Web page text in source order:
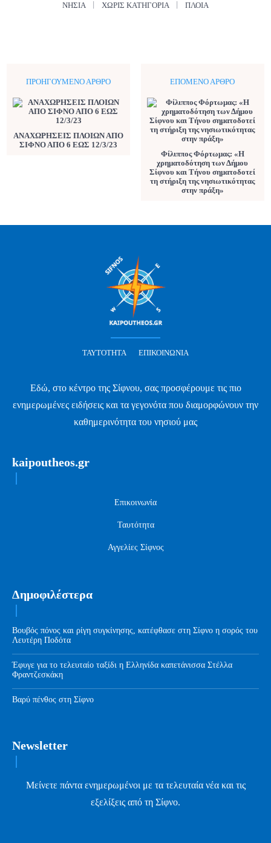
ΝΗΣΙΆ ΧΩΡΊΣ ΚΑΤΗΓΟΡΊΑ ΠΛΟΊΑ
ΠΡΟΗΓΟΎΜΕΝΟ ΆΡΘΡΟ
ΑΝΑΧΩΡΗΣΕΙΣ ΠΛΟΙΩΝ ΑΠΟ
ΣΙΦΝΟ ΑΠΟ 6 ΕΩΣ 12/3/23
ΕΠΌΜΕΝΟ ΆΡΘΡΟ
Φίλιππος Φόρτωμας: «Η
χρηματοδότηση των Δήμου
Σίφνου και Τήνου σηματοδοτεί
τη στήριξη της νησιωτικότητας
στην πράξη»
ΤΑΥΤΌΤΗΤΑ ΕΠΙΚΟΙΝΩΝΊΑ
Εδώ, στο κέντρο της Σίφνου, σας προσφέρουμε τις πιο
ενημερωμένες ειδήσεις και τα γεγονότα που διαμορφώνουν την
καθημερινότητα του νησιού μας
kaipoutheos.gr
Επικοινωνία
Ταυτότητα
Αγγελίες Σίφνος
Δημοφιλέστερα
Βουβός πόνος και ρίγη συγκίνησης, κατέφθασε στη Σίφνο η σορός του
Λευτέρη Ποδότα
Έφυγε για το τελευταίο ταξίδι η Ελληνίδα καπετάνισσα Στέλλα
Φραντζεσκάκη
Βαρύ πένθος στη Σίφνο
Newsletter
Μείνετε πάντα ενημερωμένοι με τα τελευταία νέα και τις
εξελίξεις από τη Σίφνο.